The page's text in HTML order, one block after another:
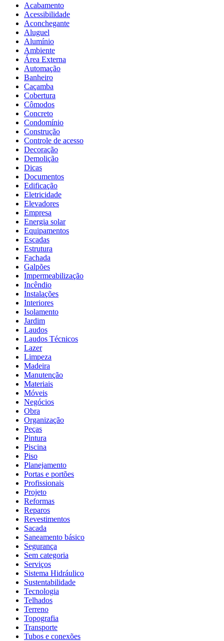
Acabamento
Acessibilidade
Aconchegante
Aluguel
Alumínio
Ambiente
Área Externa
Automação
Banheiro
Caçamba
Cobertura
Cômodos
Concreto
Condomínio
Construção
Controle de acesso
Decoração
Demolição
Dicas
Documentos
Edificação
Eletricidade
Elevadores
Empresa
Energia solar
Equipamentos
Escadas
Estrutura
Fachada
Galpões
Impermeabilização
Incêndio
Instalações
Interiores
Isolamento
Jardim
Laudos
Laudos Técnicos
Lazer
Limpeza
Madeira
Manutenção
Materiais
Móveis
Negócios
Obra
Organização
Peças
Pintura
Piscina
Piso
Planejamento
Portas e portões
Profissionais
Projeto
Reformas
Reparos
Revestimentos
Sacada
Saneamento básico
Segurança
Sem categoria
Serviços
Sistema Hidráulico
Sustentabilidade
Tecnologia
Telhados
Terreno
Topografia
Transporte
Tubos e conexões